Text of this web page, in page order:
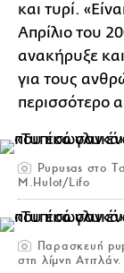
και τυρί.
Απρίλιο του
ανακήρυξε
για τους
περισσότερο
Pupusas στο
M.Hulot/Lifo
Παρασκευή
στη λίμνη